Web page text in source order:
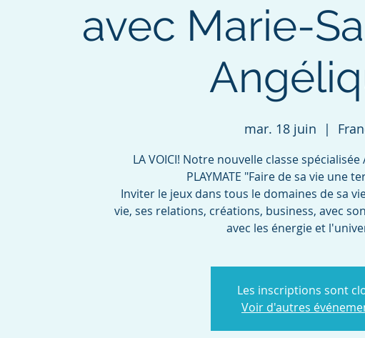
avec Marie-
mar. 18 juin
  |
LA VOICI! Notre nouvelle classe
PLAYMATE "Faire de sa vie une
Inviter le jeux dans tous le domaines de sa
vie, ses relations, créations, business, avec
avec les énergie et
Les inscriptions sont
Voir d'autres